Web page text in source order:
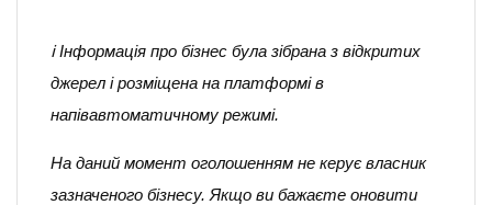
ℹ️ Інформація про бізнес була зібрана з відкритих
джерел і розміщена на платформі в
напівавтоматичному режимі.
На даний момент оголошенням не керує власник
зазначеного бізнесу. Якщо ви бажаєте оновити